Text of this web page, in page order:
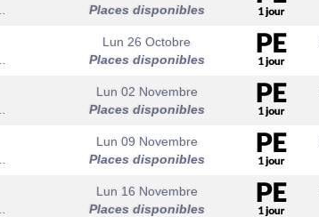
Places disponibles
Lun 26 Octobre
Places disponibles
Lun 02 Novembre
Places disponibles
Lun 09 Novembre
Places disponibles
Lun 16 Novembre
Places disponibles